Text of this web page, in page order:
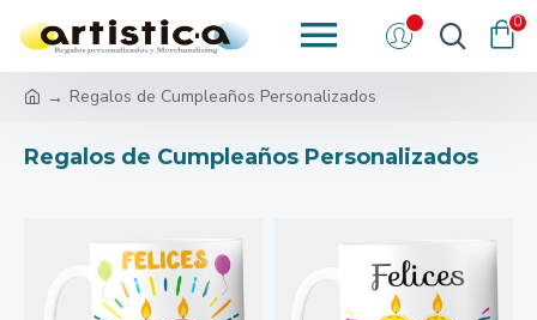
0
Regalos de Cumpleaños Personalizados
Regalos de Cumpleaños Personalizados